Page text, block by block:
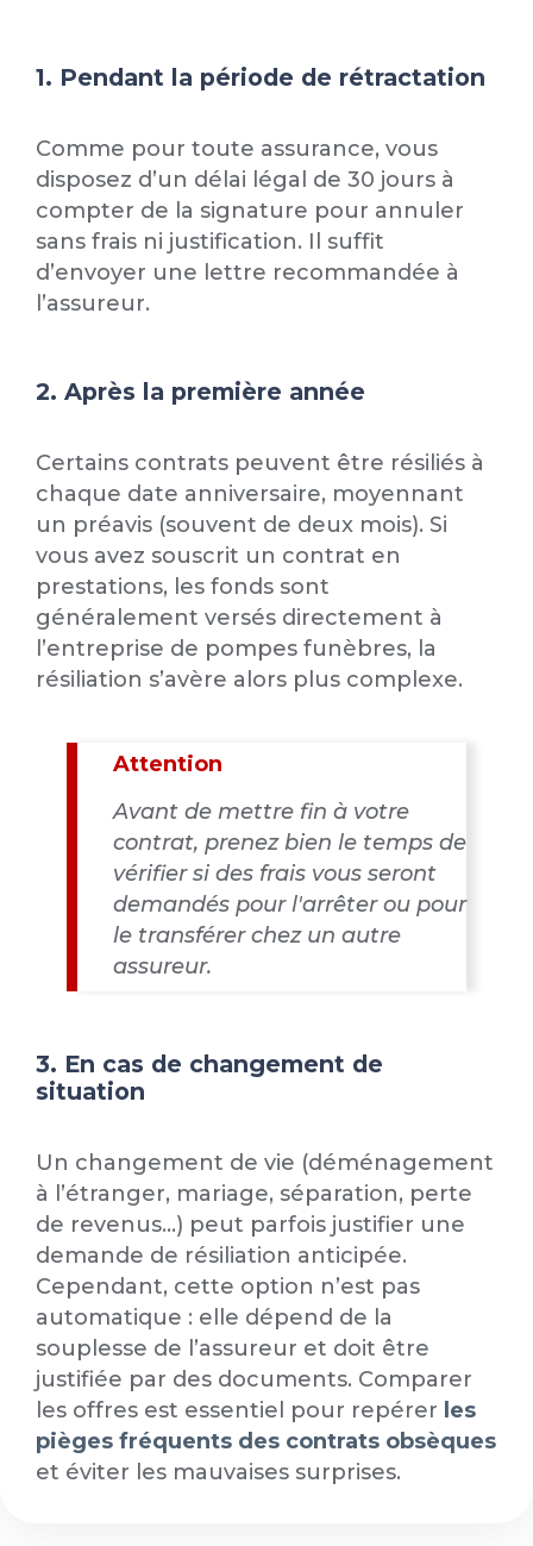
1. Pendant la période de rétractation
Comme pour toute assurance, vous
disposez d’un délai légal de 30 jours à
compter de la signature pour annuler
sans frais ni justification. Il suffit
d’envoyer une lettre recommandée à
l’assureur.
2. Après la première année
Certains contrats peuvent être résiliés à
chaque date anniversaire, moyennant
un préavis (souvent de deux mois). Si
vous avez souscrit un contrat en
prestations, les fonds sont
généralement versés directement à
l’entreprise de pompes funèbres, la
résiliation s’avère alors plus complexe.
Attention
Avant de mettre fin à votre
contrat, prenez bien le temps de
vérifier si des frais vous seront
demandés pour l'arrêter ou pour
le transférer chez un autre
assureur.
3. En cas de changement de
situation
Un changement de vie (déménagement
à l’étranger, mariage, séparation, perte
de revenus…) peut parfois justifier une
demande de résiliation anticipée.
Cependant, cette option n’est pas
automatique : elle dépend de la
souplesse de l’assureur et doit être
justifiée par des documents. Comparer
les offres est essentiel pour repérer les
pièges fréquents des contrats obsèques
et éviter les mauvaises surprises.